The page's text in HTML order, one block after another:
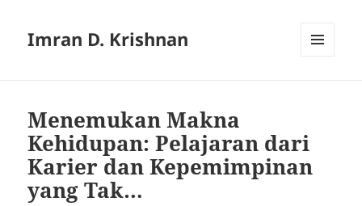
Imran D. Krishnan
Menemukan Makna
Kehidupan: Pelajaran dari
Karier dan Kepemimpinan
yang Tak…